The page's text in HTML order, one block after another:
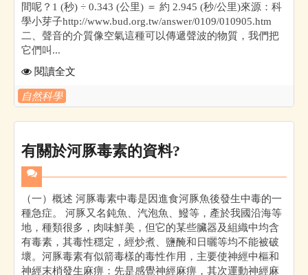
間呢？1 (秒) ÷ 0.343 (公里) ＝ 約 2.945 (秒/公里)來源：科
學小芽子http://www.bud.org.tw/answer/0109/010905.htm
二、聲音的介質像空氣這種可以傳遞聲波的物質，我們把
它們叫...
閱讀全文
自然科學
有關於河豚毒素的資料?
（一）概述 河豚毒素中毒是因進食河豚魚後發生中毒的一
種急症。 河豚又名鈍魚、汽泡魚、鱍等，產於我國沿海等
地，種類很多，肉味鮮美，但它的某些臟器及組織中均含
有毒素，其毒性穩定，經炒煮、鹽醃和日曬等均不能被破
壞。河豚毒素有似箭毒樣的毒性作用，主要使神經中樞和
神經末梢發生麻痹：先是感覺神經麻痹，其次運動神經麻